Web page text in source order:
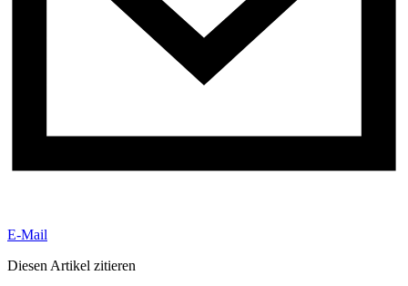
E-Mail
Diesen Artikel zitieren